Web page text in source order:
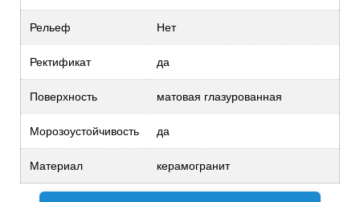
Рельеф Нет
Ректификат да
Поверхность матовая глазурованная
Морозоустойчивость да
Материал керамогранит